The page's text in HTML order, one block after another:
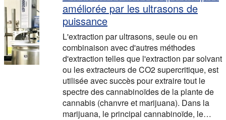
améliorée par les ultrasons de
puissance
L'extraction par ultrasons, seule ou en
combinaison avec d'autres méthodes
d'extraction telles que l'extraction par solvant
ou les extracteurs de CO2 supercritique, est
utilisée avec succès pour extraire tout le
spectre des cannabinoïdes de la plante de
cannabis (chanvre et marijuana). Dans la
marijuana, le principal cannabinoïde, le…